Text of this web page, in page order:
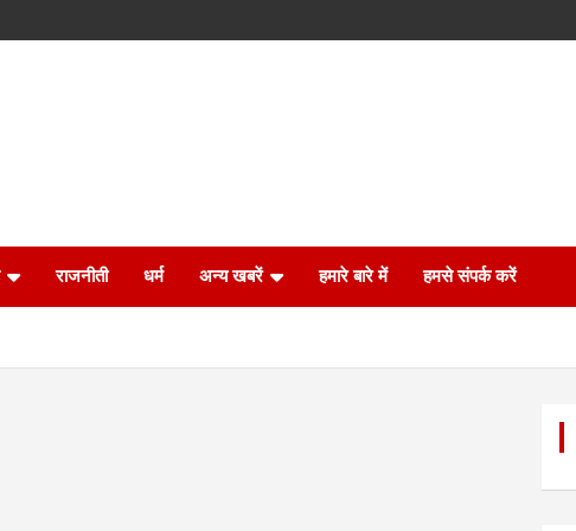
राजनीती धर्म अन्य खबरें हमारे बारे में हमसे संपर्क करें